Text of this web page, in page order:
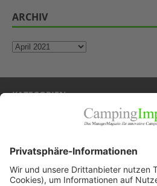
ARCHIV
KATEGORIEN
Firmenporträts
Panorama